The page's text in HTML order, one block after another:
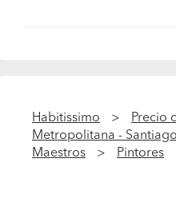
Habitissimo Precio
Metropolitana - Santiago
Maestros
Pintores